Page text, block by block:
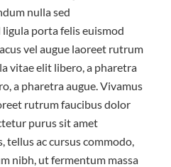
nulla sed
porta felis euismod
vel augue laoreet rutrum
vitae elit libero, a pharetra
a pharetra augue. Vivamus
rutrum faucibus dolor
purus sit amet
tellus ac cursus commodo,
nibh, ut fermentum massa